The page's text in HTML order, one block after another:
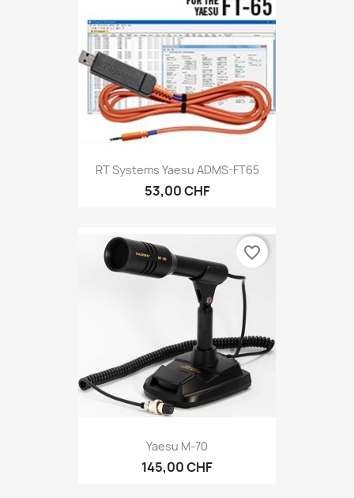
RT Systems Yaesu ADMS-FT65
53,00 CHF
Yaesu M-70
145,00 CHF
favorite_border